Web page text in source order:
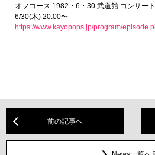
オフコース 1982・6・30 武道館 コンサート
6/30(木) 20:00〜
https://www.kayopops.jp/program/
前の記事へ